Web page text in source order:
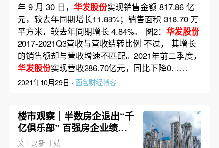
年 9 月 30 日， 华发股份实现销售金额 817.86 亿
元，较去年同期增长11.88%；销售面积 318.70 万
平方米，较去年同期增长 4.84%。 图2： 华发股份
2017-2021Q3营收与营收结转比例 不过， 其增长
的销售额却与营收增速不匹配。2021年前三季度，
华发股份实现营收286.70亿元，同比下降0……
2021年10月29日 · 面包财经博客
楼市观察｜半数房企退出“千
亿俱乐部” 百强房企业绩降
幅超四成
文｜财新 王婧